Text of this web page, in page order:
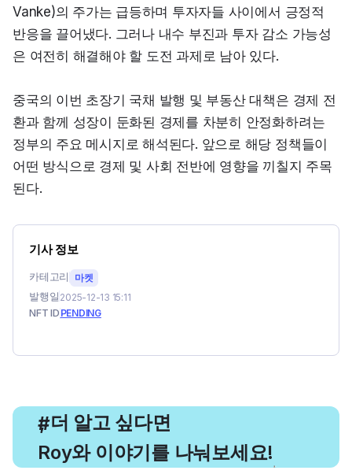
Vanke)의 주가는 급등하며 투자자들 사이에서 긍정적
반응을 끌어냈다. 그러나 내수 부진과 투자 감소 가능성
은 여전히 해결해야 할 도전 과제로 남아 있다.
중국의 이번 초장기 국채 발행 및 부동산 대책은 경제 전
환과 함께 성장이 둔화된 경제를 차분히 안정화하려는
정부의 주요 메시지로 해석된다. 앞으로 해당 정책들이
어떤 방식으로 경제 및 사회 전반에 영향을 끼칠지 주목
된다.
기사 정보
카테고리 마켓
발행일 2025-12-13 15:11
NFT ID PENDING
#
, 더 알고 싶다면
Roy와 이야기를 나눠보세요!